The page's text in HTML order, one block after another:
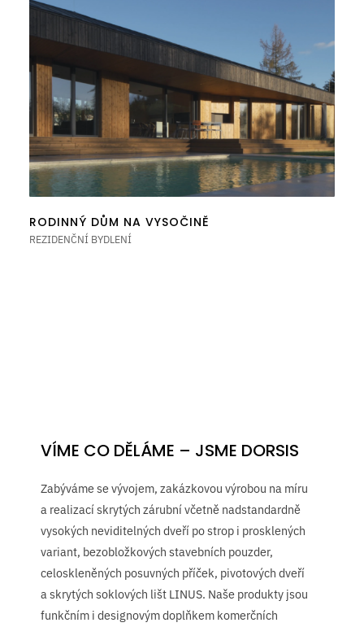
RODINNÝ DŮM NA VYSOČINĚ
REZIDENČNÍ BYDLENÍ
VÍME CO DĚLÁME – JSME DORSIS
Zabýváme se vývojem, zakázkovou výrobou na míru
a realizací skrytých zárubní včetně nadstandardně
vysokých neviditelných dveří po strop i prosklených
variant, bezobložkových stavebních pouzder,
celoskleněných posuvných příček, pivotových dveří
a skrytých soklových lišt LINUS. Naše produkty jsou
funkčním i designovým doplňkem komerčních